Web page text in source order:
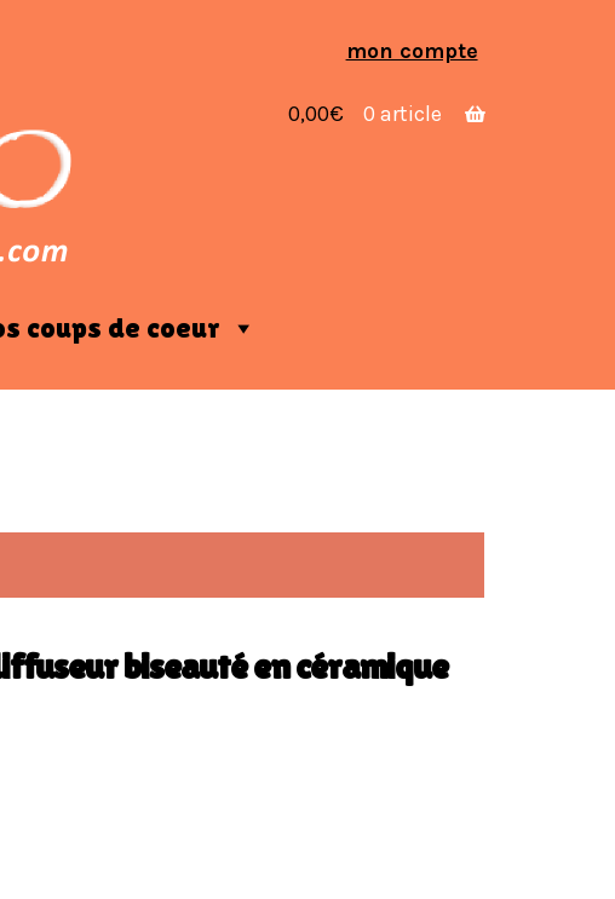
mon compte
0,00€ 0 article
coups de coeur
biseauté en céramique